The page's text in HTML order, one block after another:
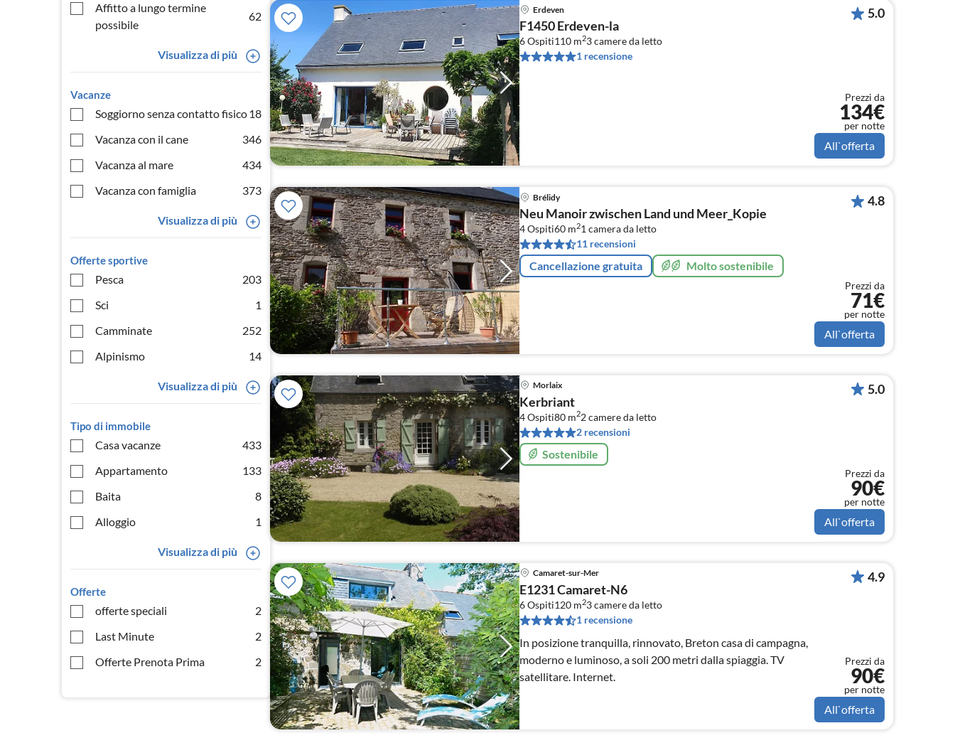
Affitto a lungo termine
possibile
62
Visualizza di più
Vacanze
Soggiorno senza contatto fisico18
Vacanza con il cane
346
Vacanza al mare
434
Vacanza con famiglia
373
Visualizza di più
Offerte sportive
Pesca
203
Sci
1
Camminate
252
Alpinismo
14
Visualizza di più
Tipo di immobile
Casa vacanze
433
Appartamento
133
Baita
8
Alloggio
1
Visualizza di più
Offerte
offerte speciali
2
Last Minute
2
Offerte Prenota Prima
2
Erdeven
F1450 Erdeven-la
6 Ospiti110 m23camere da letto
1 recensione
5.0
Prezzi da
134€
per notte
All`offerta
Brélidy
Neu Manoir zwischen Land und Meer_Kopie
4 Ospiti60 m21camera da letto
11 recensioni
Cancellazione gratuita Molto sostenibile
4.8
Prezzi da
71€
per notte
All`offerta
Morlaix
Kerbriant
4 Ospiti80 m22camere da letto
2 recensioni
Sostenibile
5.0
Prezzi da
90€
per notte
All`offerta
Camaret-sur-Mer
E1231 Camaret-N6
6 Ospiti120 m23camere da letto
1 recensione
In posizione tranquilla, rinnovato, Breton casa di campagna,
moderno e luminoso, a soli 200 metri dalla spiaggia. TV
satellitare. Internet.
4.9
Prezzi da
90€
per notte
All`offerta